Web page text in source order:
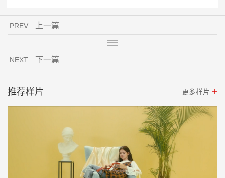
PREV 上一篇
NEXT 下一篇
推荐样片 更多样片